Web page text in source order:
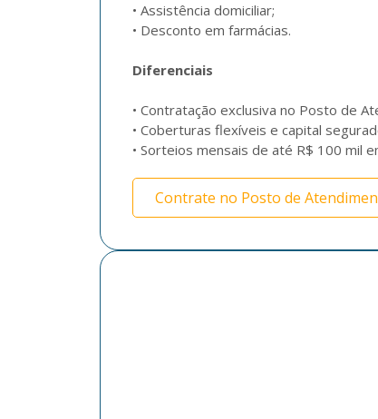
• Assistência domiciliar;
• Desconto em farmácias.
Diferenciais
• Contratação exclusiva no Posto de
• Coberturas flexíveis e capital
• Sorteios mensais de até R$ 100 mil
Contrate no Posto de